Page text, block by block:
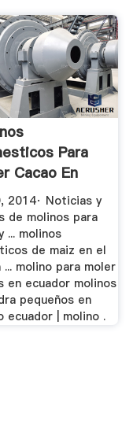
Para
Cacao En
YouTube
2014· Noticias y
de molinos para
... molinos
de maiz en el
... molino para moler
en ecuador molinos
pequeños en
ecuador | molino .